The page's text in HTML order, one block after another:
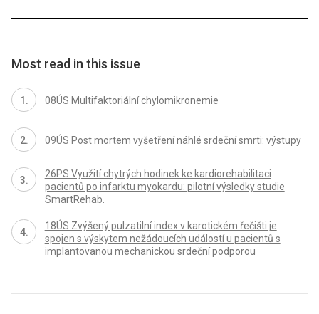
Most read in this issue
08ÚS Multifaktoriální chylomikronemie
09ÚS Post mortem vyšetření náhlé srdeční smrti: výstupy
26PS Využití chytrých hodinek ke kardiorehabilitaci
pacientů po infarktu myokardu: pilotní výsledky studie
SmartRehab.
18ÚS Zvýšený pulzatilní index v karotickém řečišti je
spojen s výskytem nežádoucích událostí u pacientů s
implantovanou mechanickou srdeční podporou